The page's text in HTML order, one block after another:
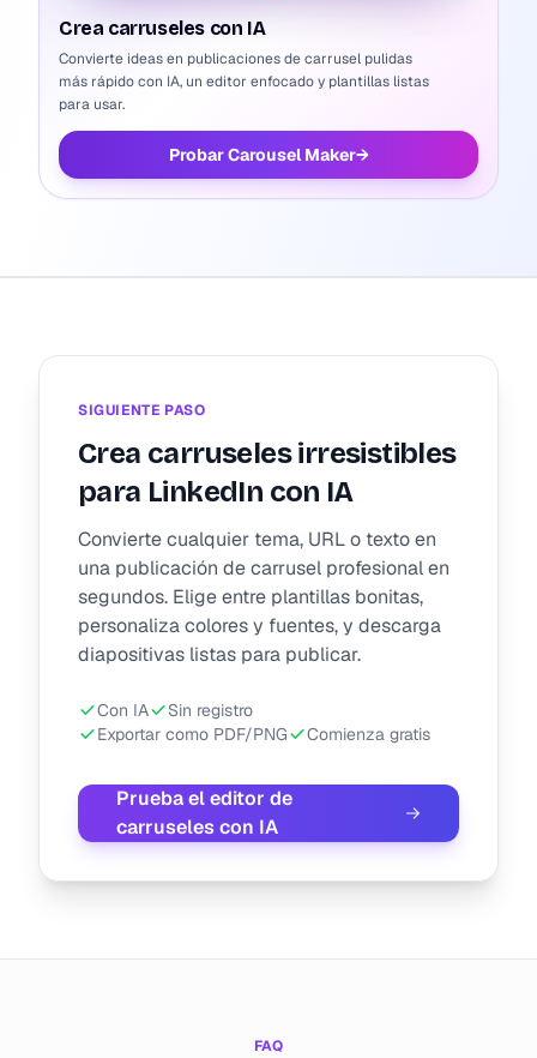
Crea carruseles con IA
Convierte ideas en publicaciones de carrusel pulidas
más rápido con IA, un editor enfocado y plantillas listas
para usar.
Probar Carousel Maker→
SIGUIENTE PASO
Crea carruseles irresistibles
para LinkedIn con IA
Convierte cualquier tema, URL o texto en
una publicación de carrusel profesional en
segundos. Elige entre plantillas bonitas,
personaliza colores y fuentes, y descarga
diapositivas listas para publicar.
Con IA
Sin registro
Exportar como PDF/PNG
Comienza gratis
Prueba el editor de
carruseles con IA
FAQ